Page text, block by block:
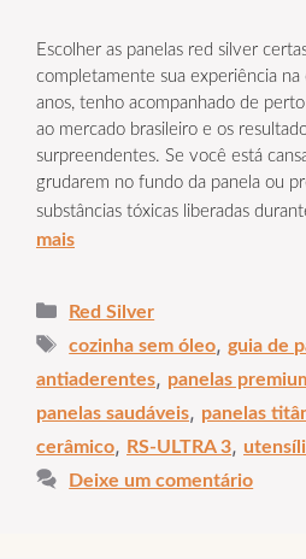
Escolher as panelas red silver
completamente sua experiência
anos, tenho acompanhado de
ao mercado brasileiro e os
surpreendentes. Se você está
grudarem no fundo da panela ou
substâncias tóxicas liberadas
mais
Categorias
Red Silver
Tags
cozinha sem óleo,guia de
antiaderentes, panelas
panelas saudáveis, panelas
cerâmico, RS-ULTRA 3,
Deixe um comentário